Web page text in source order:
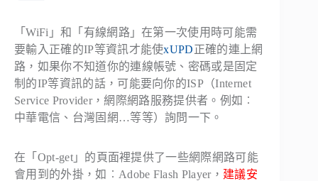
「WiFi」和「有線網路」在第一次使用時可能需
要輸入正確的IP等資訊才能使xUPD正確的連上網
路，如果你不知道你的連線帳號、密碼或是固定
制的IP等資訊的話，可能要向你的ISP（Internet
Service Provider，網際網路服務提供者。例如︰
中華電信、台灣固網…等等）詢問一下。
在「Opt-get」的頁面裡提供了一些網際網路可能
會用到的外掛，如︰Adobe Flash Player， 建議安